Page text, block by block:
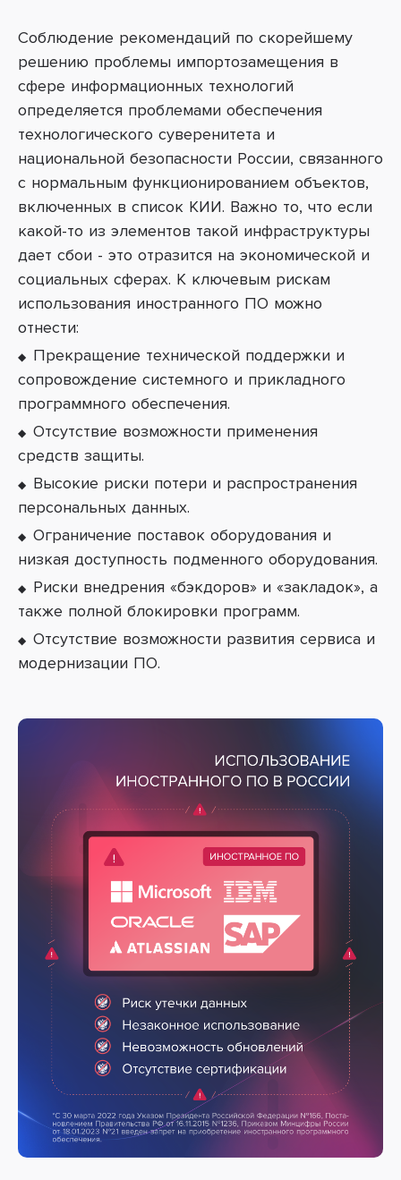
Соблюдение рекомендаций по скорейшему
решению проблемы импортозамещения в
сфере информационных технологий
определяется проблемами обеспечения
технологического суверенитета и
национальной безопасности России, связанного
с нормальным функционированием объектов,
включенных в список КИИ. Важно то, что если
какой-то из элементов такой инфраструктуры
дает сбои - это отразится на экономической и
социальных сферах. К ключевым рискам
использования иностранного ПО можно
отнести:
Прекращение технической поддержки и
сопровождение системного и прикладного
программного обеспечения.
Отсутствие возможности применения
средств защиты.
Высокие риски потери и распространения
персональных данных.
Ограничение поставок оборудования и
низкая доступность подменного оборудования.
Риски внедрения «бэкдоров» и «закладок», а
также полной блокировки программ.
Отсутствие возможности развития сервиса и
модернизации ПО.